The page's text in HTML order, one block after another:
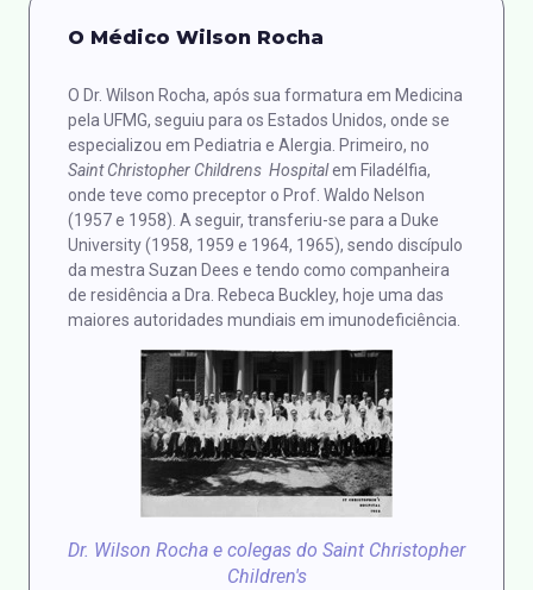
O Médico Wilson Rocha
O Dr. Wilson Rocha, após sua formatura em Medicina
pela UFMG, seguiu para os Estados Unidos, onde se
especializou em Pediatria e Alergia. Primeiro, no
Saint Christopher Childrens Hospitalem Filadélfia,
onde teve como preceptor o Prof. Waldo Nelson
(1957 e 1958). A seguir, transferiu-se para a Duke
University (1958, 1959 e 1964, 1965), sendo discípulo
da mestra Suzan Dees e tendo como companheira
de residência a Dra. Rebeca Buckley, hoje uma das
maiores autoridades mundiais em imunodeficiência.
Dr. Wilson Rocha e colegas do Saint Christopher
Children's